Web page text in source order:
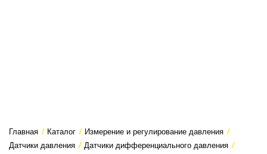
Главная / Каталог / Измерение и регулирование давления /
Датчики давления / Датчики дифференциального давления /